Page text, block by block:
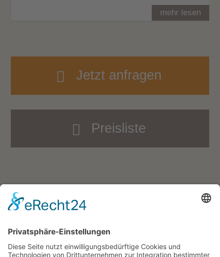
mehr lesen
Jetzt anfragen
Preisliste
Kircher ∎ Karerseestrasse 124
Welschnofen ∎ Südtirol/Italien